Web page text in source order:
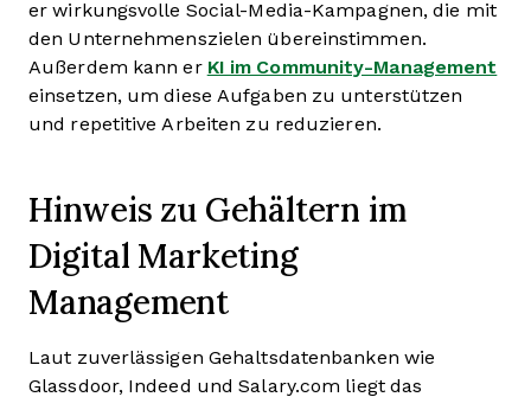
er wirkungsvolle Social-Media-Kampagnen, die mit
den Unternehmenszielen übereinstimmen.
Außerdem kann er KI im Community-Management
einsetzen, um diese Aufgaben zu unterstützen
und repetitive Arbeiten zu reduzieren.
Hinweis zu Gehältern im
Digital Marketing
Management
Laut zuverlässigen Gehaltsdatenbanken wie
Glassdoor, Indeed und Salary.com liegt das